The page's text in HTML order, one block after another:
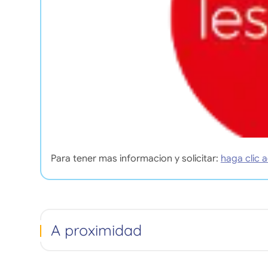
Para tener mas informacion y solicitar: haga clic
A proximidad